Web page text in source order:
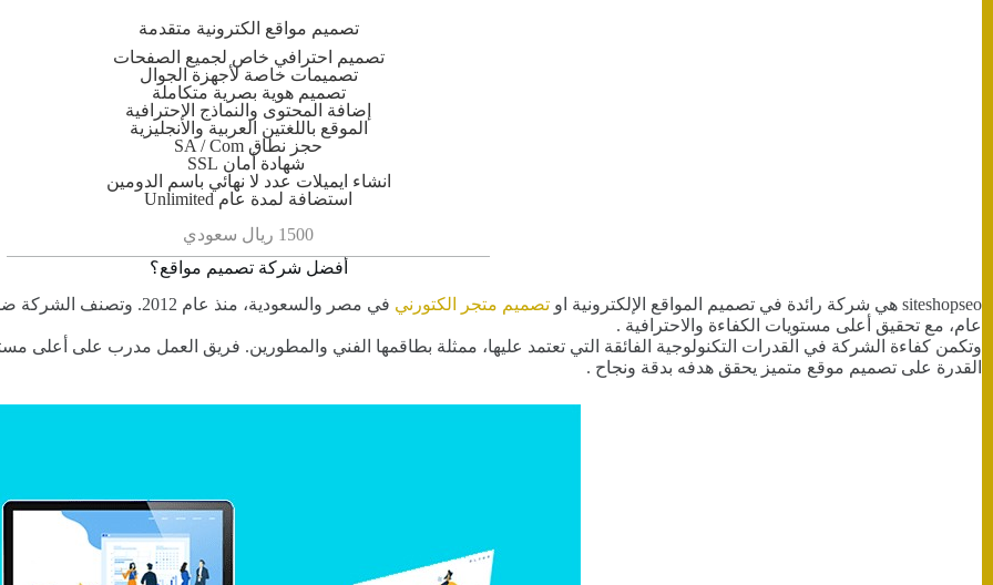
تصميم مواقع الكترونية متقدمة
تصميم احترافي خاص لجميع الصفحات
تصميمات خاصة لأجهزة الجوال
تصميم هوية بصرية متكاملة
إضافة المحتوى والنماذج الإحترافية
الموقع باللغتين العربية والانجليزية
حجز نطاق SA / Com
شهادة أمان SSL
انشاء ايميلات عدد لا نهائي باسم الدومين
استضافة لمدة عام Unlimited
1500 ريال سعودي
أفضل شركة تصميم مواقع؟
siteshopseo هي شركة رائدة في تصميم المواقع الإلكترونية او
تصميم متجر الكتورني
في مصر والسعودية، منذ
عام، مع تحقيق أعلى مستويات الكفاءة والاحترافية .
وتكمن كفاءة الشركة في القدرات التكنولوجية الفائقة التي تعتمد عليها، ممثلة بطاقمها الفني والمطورين. فريق العمل مدرب على أعلى
القدرة على تصميم موقع متميز يحقق هدفه بدقة ونجاح .